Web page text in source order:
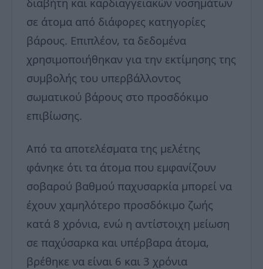
σε άτομα από διάφορες κατηγορίες
βάρους. Επιπλέον, τα δεδομένα
χρησιμοποιήθηκαν για την εκτίμησης της
συμβολής του υπερβάλλοντος
σωματικού βάρους στο προσδόκιμο
επιβίωσης.
Από τα αποτελέσματα της μελέτης
φάνηκε ότι τα άτομα που εμφανίζουν
σοβαρού βαθμού παχυσαρκία μπορεί να
έχουν χαμηλότερο προσδόκιμο ζωής
κατά 8 χρόνια, ενώ η αντίστοιχη μείωση
σε παχύσαρκα και υπέρβαρα άτομα,
βρέθηκε να είναι 6 και 3 χρόνια